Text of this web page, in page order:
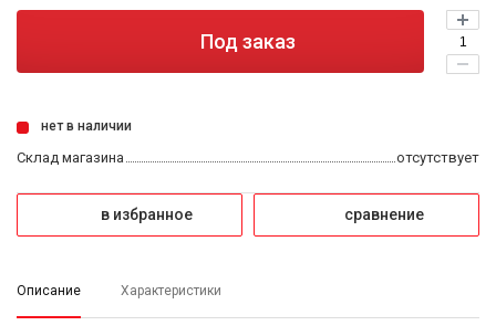
Под заказ
нет в наличии
Склад магазина отсутствует
в избранное сравнение
Описание Характеристики